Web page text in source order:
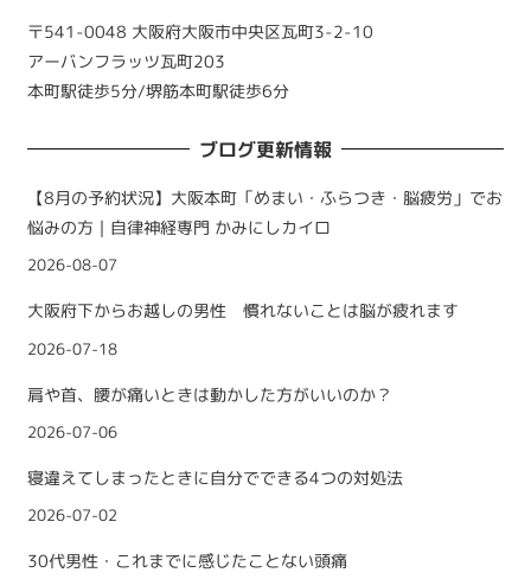
〒541-0048 大阪府大阪市中央区瓦町3-2-10
アーバンフラッツ瓦町203
本町駅徒歩5分/堺筋本町駅徒歩6分
ブログ更新情報
【8月の予約状況】大阪本町「めまい・ふらつき・脳疲労」でお
悩みの方｜自律神経専門 かみにしカイロ
2026-08-07
大阪府下からお越しの男性 慣れないことは脳が疲れます
2026-07-18
肩や首、腰が痛いときは動かした方がいいのか？
2026-07-06
寝違えてしまったときに自分でできる4つの対処法
2026-07-02
30代男性・これまでに感じたことない頭痛